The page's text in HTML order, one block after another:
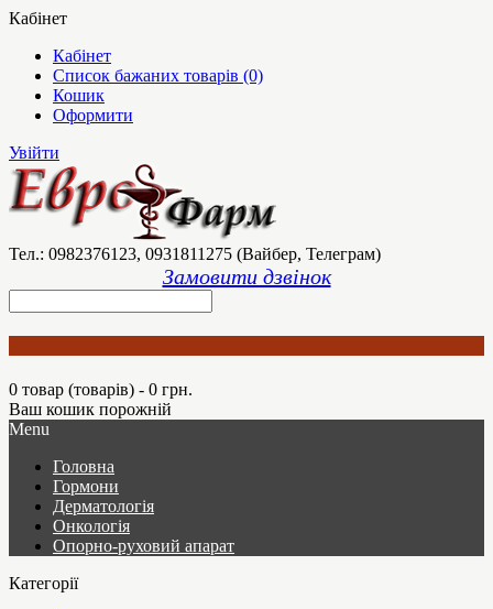
Кабінет
Кабінет
Список бажаних товарів (0)
Кошик
Оформити
Увійти
Тел.: 0982376123, 0931811275 (Вайбер, Телеграм)
Замовити дзвінок
0 товар (товарів) - 0 грн.
Ваш кошик порожній
Menu
Головна
Гормони
Дерматологія
Онкологія
Опорно-руховий апарат
Категорії